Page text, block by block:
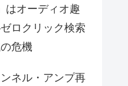
はオーディオ趣
ロクリック検索
危機
ネル・アンプ再